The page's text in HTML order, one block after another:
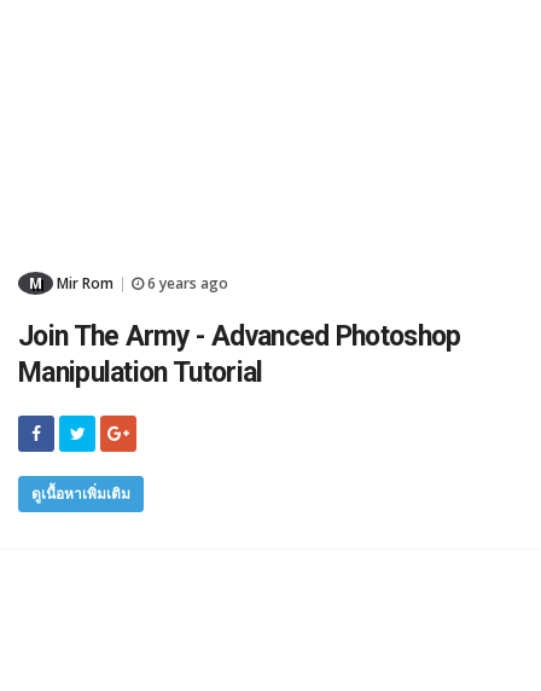
M Mir Rom 6 years ago
Join The Army - Advanced Photoshop
Manipulation Tutorial
ดูเนื้อหาเพิ่มเติม